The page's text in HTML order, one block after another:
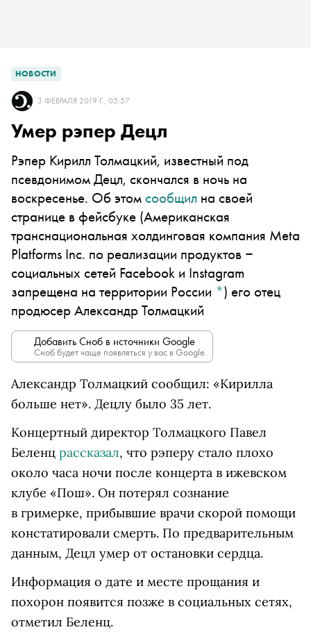
НОВОСТИ
3 ФЕВРАЛЯ 2019 Г., 05:57
Умер рэпер Децл
Рэпер Кирилл Толмацкий, известный под
псевдонимом Децл, скончался в ночь на
воскресенье. Об этомсообщил на своей
странице вфейсбуке (Американская
транснациональная холдинговая компания Meta
Platforms Inc. по реализации продуктов ‒
социальных сетей Facebook и Instagram
запрещена на территории России *) его отец
продюсер Александр Толмацкий
Добавить Сноб в источники Google
Сноб будет чаще появляться у вас в Google.
Александр Толмацкий сообщил: «Кирилла
больше нет». Децлу было 35 лет.
Концертный директор Толмацкого Павел
Беленц рассказал, что рэперу стало плохо
около часа ночи после концерта в ижевском
клубе «Пош». Он потерял сознание
в гримерке, прибывшие врачи скорой помощи
констатировали смерть. По предварительным
данным, Децл умер от остановки сердца.
Информация о дате и месте прощания и
похорон появится позже в социальных сетях,
отметил Беленц.